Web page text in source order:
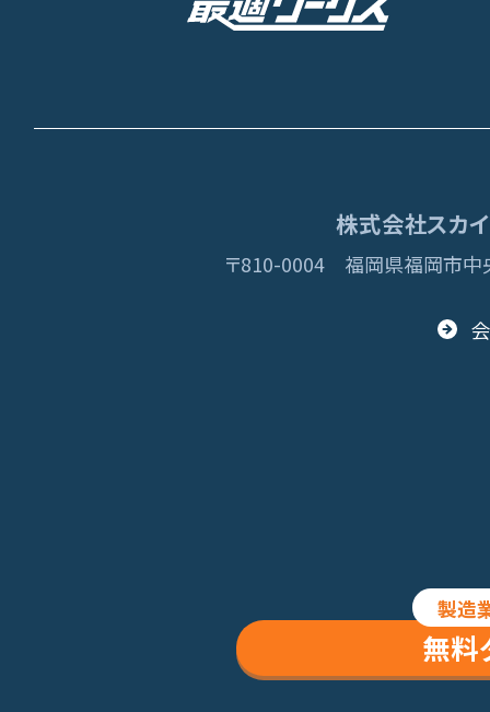
株式会社スカ
〒810-0004 福岡県福岡市
製造
無料
© 2013